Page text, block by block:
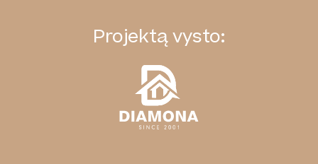
Projektą vysto: